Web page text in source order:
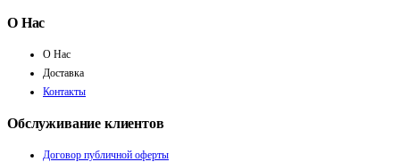
О Нас
О Нас
Доставка
Контакты
Обслуживание клиентов
Договор публичной оферты